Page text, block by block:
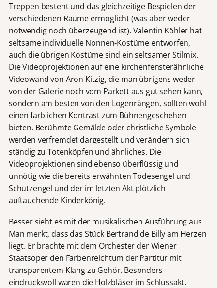
Treppen besteht und das gleichzeitige Bespielen der
verschiedenen Räume ermöglicht (was aber weder
notwendig noch überzeugend ist). Valentin Köhler hat
seltsame individuelle Nonnen-Kostüme entworfen,
auch die übrigen Kostüme sind ein seltsamer Stilmix.
Die Videoprojektionen auf eine kirchenfensterähnliche
Videowand von Aron Kitzig, die man übrigens weder
von der Galerie noch vom Parkett aus gut sehen kann,
sondern am besten von den Logenrängen, sollten wohl
einen farblichen Kontrast zum Bühnengeschehen
bieten. Berühmte Gemälde oder christliche Symbole
werden verfremdet dargestellt und verändern sich
ständig zu Totenköpfen und ähnliches. Die
Videoprojektionen sind ebenso überflüssig und
unnötig wie die bereits erwähnten Todesengel und
Schutzengel und der im letzten Akt plötzlich
auftauchende Kinderkönig.
Besser sieht es mit der musikalischen Ausführung aus.
Man merkt, dass das Stück Bertrand de Billy am Herzen
liegt. Er brachte mit dem Orchester der Wiener
Staatsoper den Farbenreichtum der Partitur mit
transparentem Klang zu Gehör. Besonders
eindrucksvoll waren die Holzbläser im Schlussakt.